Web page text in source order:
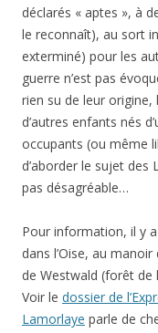
déclarés « aptes », à
le reconnaît), au sort
exterminé) pour les
guerre n’est pas
rien su de leur
d’autres enfants nés
occupants (ou même
d’aborder le sujet
pas désagréable…
Pour information, il y
dans l’Oise, au
de Westwald (forêt de
Voir le dossier de
Lamorlaye parle de